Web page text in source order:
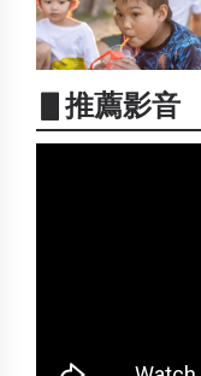
▋推薦影音